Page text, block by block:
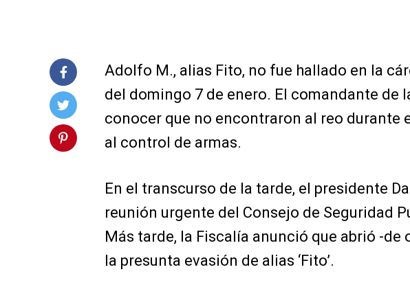
Adolfo M., alias Fito, no fue hallado en la
del domingo 7 de enero. El comandante de
conocer que no encontraron al reo durante
al control de armas.
En el transcurso de la tarde, el presidente
reunión urgente del Consejo de Seguridad
Más tarde, la Fiscalía anunció que abrió -
la presunta evasión de alias ‘Fito’.